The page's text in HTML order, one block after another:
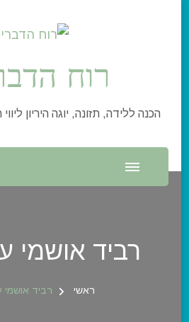
רוח
הכנה ללידה, תזונה, יוגה היריון
רביד אושמי
ראשי רביד